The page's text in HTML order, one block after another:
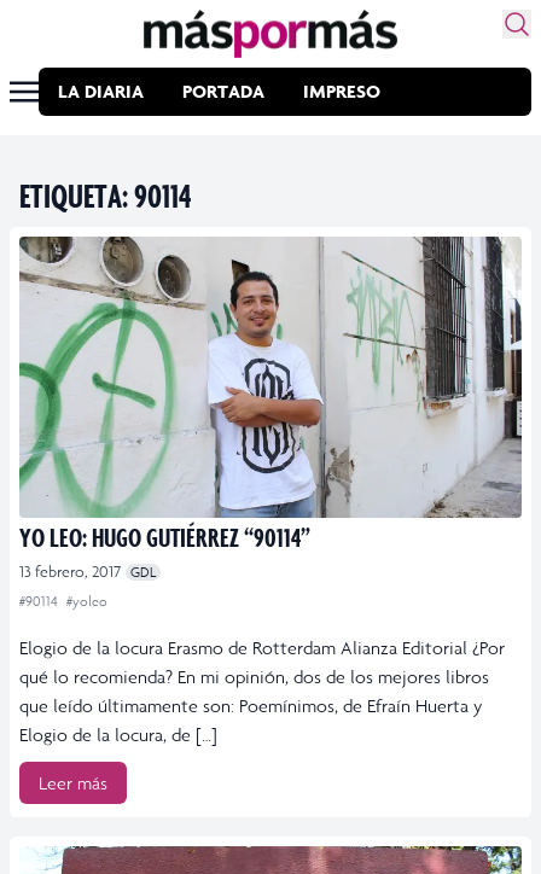
LA DIARIA PORTADA IMPRESO
ETIQUETA:90114
YO LEO: HUGO GUTIÉRREZ “90114”
13 febrero, 2017 GDL
#90114 #yoleo
Elogio de la locura Erasmo de Rotterdam Alianza Editorial ¿Por
qué lo recomienda? En mi opinión, dos de los mejores libros
que leído últimamente son: Poemínimos, de Efraín Huerta y
Elogio de la locura, de […]
Leer más